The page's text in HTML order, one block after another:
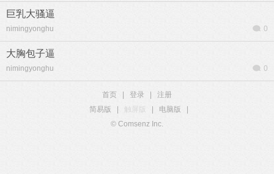
巨乳大骚逼
nimingyonghu 0
大胸包子逼
nimingyonghu 0
首页 登录
注册
简易版
触屏版 电脑版
© Comsenz Inc.